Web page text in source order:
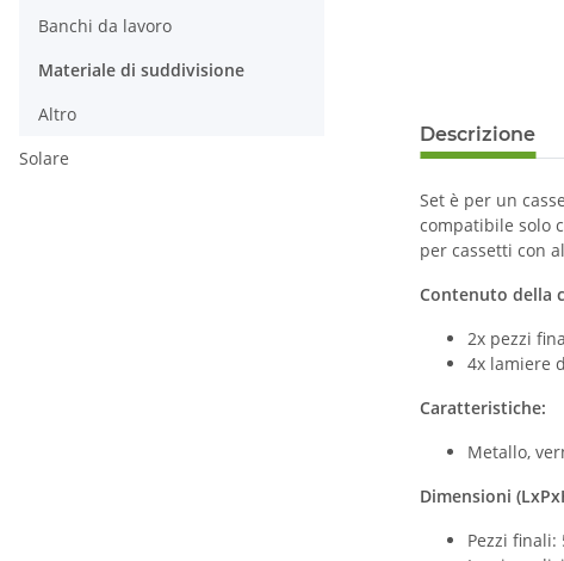
Descrizione
Set è per un
compatibile solo
per cassetti con
Contenuto della
2x pezzi
4x lamiere
Caratteristiche:
Metallo,
Dimensioni
Pezzi finali:
Banchi da lavoro
Materiale di suddivisione
Altro
Solare